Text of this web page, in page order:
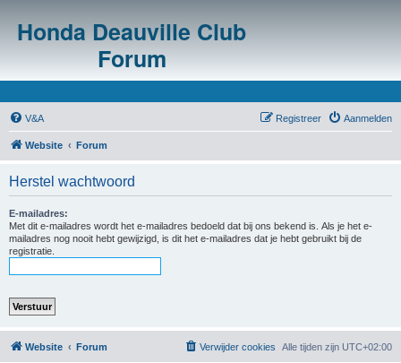
Honda Deauville Club
Forum
V&A Aanmelden
Registreer
Website Forum
Herstel wachtwoord
E-mailadres:
Met dit e-mailadres wordt het e-mailadres bedoeld dat bij ons bekend is. Als je het e-
mailadres nog nooit hebt gewijzigd, is dit het e-mailadres dat je hebt gebruikt bij de
registratie.
Website Forum Alle tijden zijn UTC+02:00
Verwijder cookies